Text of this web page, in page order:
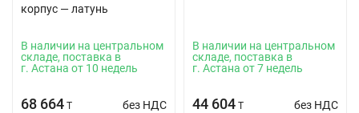
корпус — латунь
В наличии на центральном
складе, поставка в
г. Астана от 10 недель
68 664 T без НДС
В наличии на центральном
складе, поставка в
г. Астана от 7 недель
44 604 T без НДС